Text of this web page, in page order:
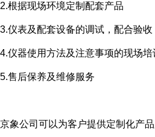
2.根据现场环境定制配套产品
3.仪表及配套设备的调试，配合验收
4.仪器使用方法及注意事项的现场培
5.售后保养及维修服务
京象公司可以为客户提供定制化产